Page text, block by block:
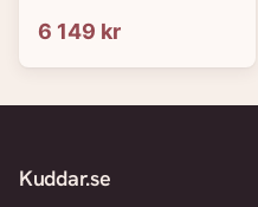
6 149 kr
Kuddar.se